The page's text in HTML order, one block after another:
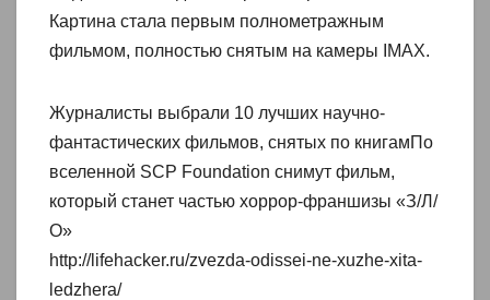
Картина стала первым полнометражным
фильмом, полностью снятым на камеры IMAX.
Журналисты выбрали 10 лучших научно-
фантастических фильмов, снятых по книгамПо
вселенной SCP Foundation снимут фильм,
который станет частью хоррор-франшизы «З/Л/
О»
http://lifehacker.ru/zvezda-odissei-ne-xuzhe-xita-
ledzhera/